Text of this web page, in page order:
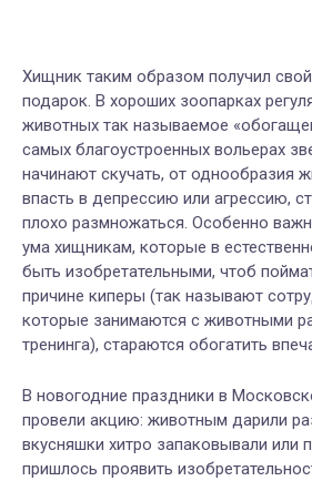
Хищник таким образом получил
подарок. В хороших зоопарках
животных так называемое
самых благоустроенных вольерах
начинают скучать, от однообразия
впасть в депрессию или агрессию,
плохо размножаться. Особенно
ума хищникам, которые в
быть изобретательными, чтоб
причине киперы (так называют
которые занимаются с животными
тренинга), стараются обогатить
В новогодние праздники в
провели акцию: животным дарили
вкусняшки хитро запаковывали или
пришлось проявить